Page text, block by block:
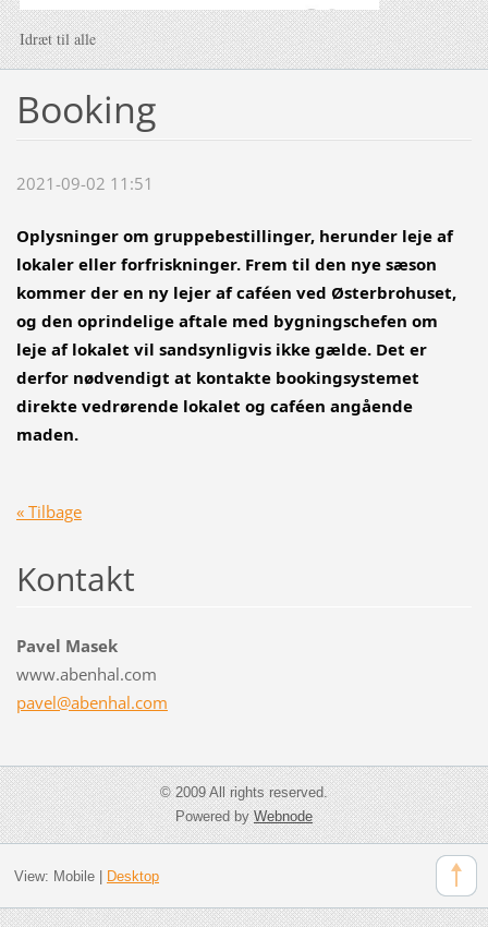
Idræt til alle
Booking
2021-09-02 11:51
Oplysninger om gruppebestillinger, herunder leje af
lokaler eller forfriskninger. Frem til den nye sæson
kommer der en ny lejer af caféen ved Østerbrohuset,
og den oprindelige aftale med bygningschefen om
leje af lokalet vil sandsynligvis ikke gælde. Det er
derfor nødvendigt at kontakte bookingsystemet
direkte vedrørende lokalet og caféen angående
maden.
« Tilbage
Kontakt
Pavel Masek
www.abenhal.com
pavel@abenhal.com
© 2009 All rights reserved.
Powered byWebnode
View: Mobile| Desktop